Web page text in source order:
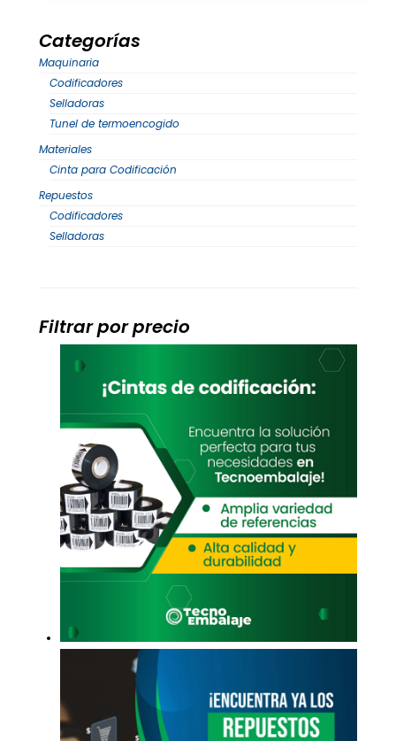
Categorías
Maquinaria
Codificadores
Selladoras
Tunel de termoencogido
Materiales
Cinta para Codificación
Repuestos
Codificadores
Selladoras
Filtrar por precio